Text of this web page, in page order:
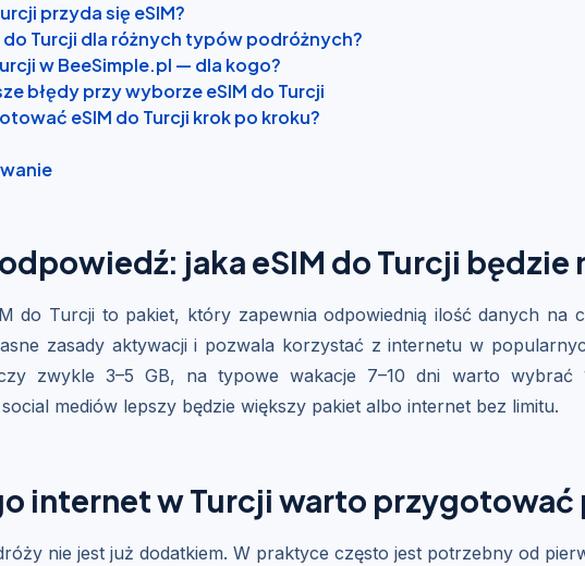
przyda się eSIM?
do Turcji dla różnych typów podróżnych?
w BeeSimple.pl — dla kogo?
błędy przy wyborze eSIM do Turcji
eSIM do Turcji krok po kroku?
jaka eSIM do Turcji będzie
do Turcji to pakiet, który zapewnia odpowiednią ilość danych na
zasady aktywacji i pozwala korzystać z internetu w
zwykle 3–5 GB, na typowe wakacje 7–10 dni warto
mediów lepszy będzie większy pakiet albo internet bez limitu.
internet w Turcji warto przygotować
nie jest już dodatkiem. W praktyce często jest potrzebny od